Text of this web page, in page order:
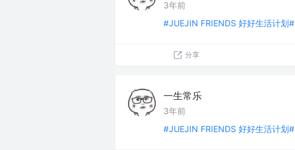
3年前
#JUEJIN FRIENDS 好好生活计划#
分享
一生常乐
3年前
#JUEJIN FRIENDS 好好生活计划#